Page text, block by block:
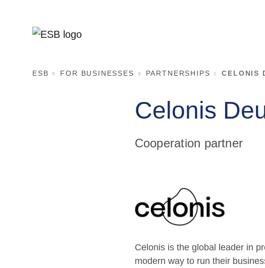
ESB FOR BUSINESSES PARTNERSHIPS CELONIS
Celonis
Cooperation partner
Celonis is the global leader in
modern way to run their